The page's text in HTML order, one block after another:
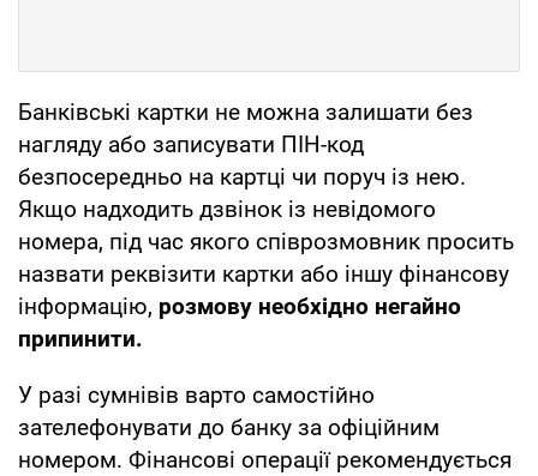
Банківські картки не можна залишати без
нагляду або записувати ПІН-код
безпосередньо на картці чи поруч із нею.
Якщо надходить дзвінок із невідомого
номера, під час якого співрозмовник просить
назвати реквізити картки або іншу фінансову
інформацію, розмову необхідно негайно
припинити.
У разі сумнівів варто самостійно
зателефонувати до банку за офіційним
номером. Фінансові операції рекомендується